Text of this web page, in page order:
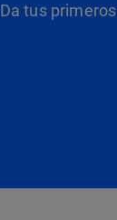
Da tus